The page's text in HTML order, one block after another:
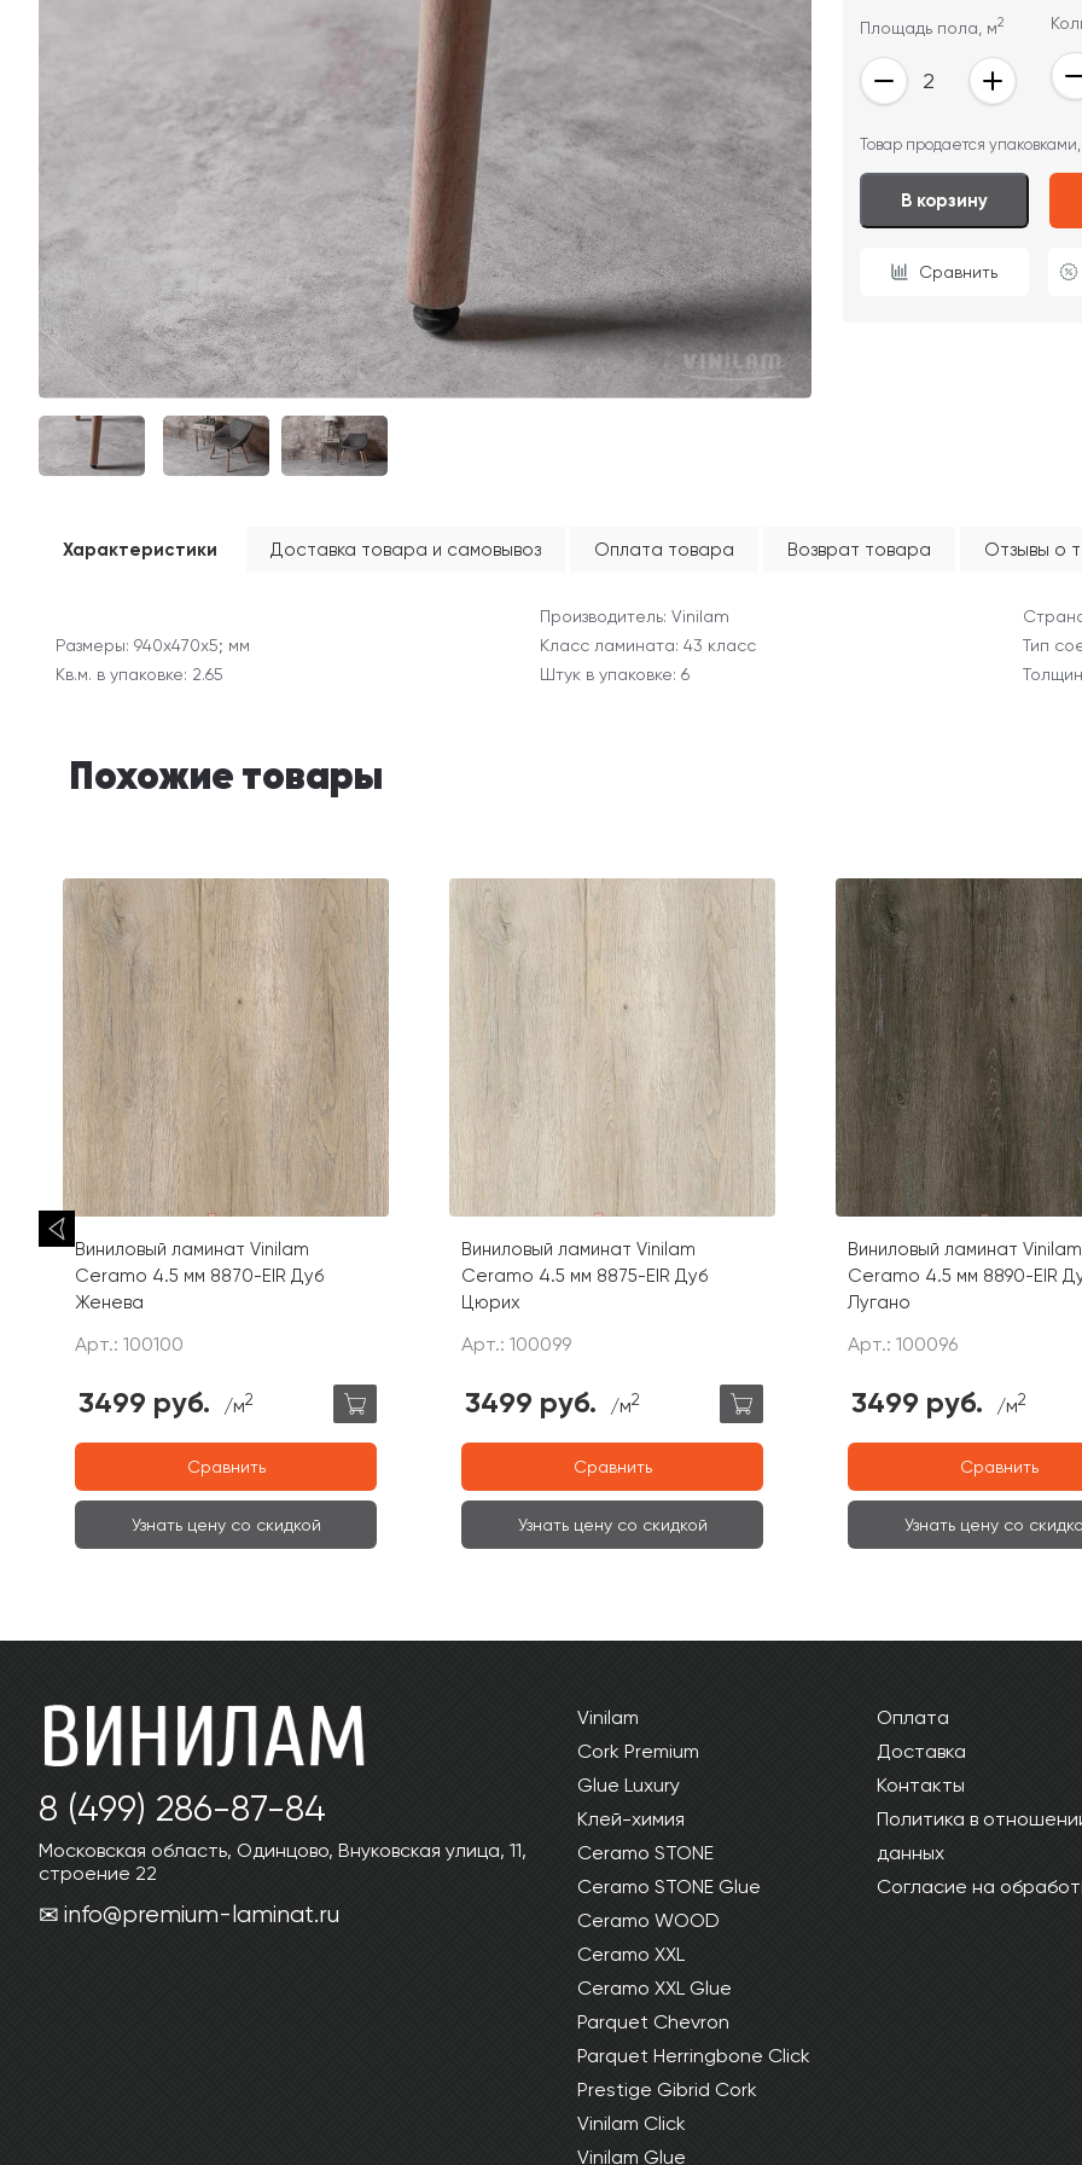
ОТПРАВИТЬ
Ваши данные не будут переданы третьим лицам
Площадь пола, м2
Товар продается
В корзину
Сравнить
Характеристики Доставка товара и самовывоз Оплата товара Возврат товара Отзывы о
Производитель: Vinilam
Размеры: 940х470х5; мм
Класс ламината: 43 класс
Тип
Кв.м. в упаковке: 2.65
Штук в упаковке: 6
Похожие товары
Виниловый ламинат Vinilam
Ceramo 4.5 мм 8870-EIR Дуб
Женева
Арт.: 100100
3499 руб. /м2
Сравнить
Узнать цену со скидкой
Виниловый ламинат Vinilam
Ceramo 4.5 мм 8875-EIR Дуб
Цюрих
Арт.: 100099
3499 руб. /м2
Сравнить
Узнать цену со скидкой
Виниловый ламинат Vinilam
Ceramo 4.5 мм 8890-EIR
Лугано
Арт.: 100096
3499 руб. /м2
Сравнить
Узнать цену со
8 (499) 286-87-84
Московская область, Одинцово, Внуковская улица, 11,
строение 22
info@premium-laminat.ru
Vinilam
Cork Premium
Glue Luxury
Клей-химия
Ceramo STONE
Ceramo STONE Glue
Ceramo WOOD
Ceramo XXL
Ceramo XXL Glue
Parquet Chevron
Parquet Herringbone Click
Prestige Gibrid Cork
Vinilam Click
Vinilam Glue
Оплата
Доставка
Контакты
Политика в
данных
Согласие на